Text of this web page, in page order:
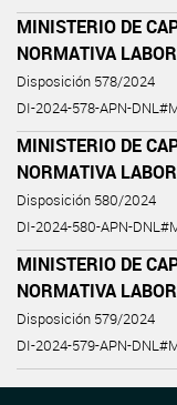
MINISTERIO DE
NORMATIVA
Disposición 578/2024
DI-2024-578-APN-
MINISTERIO DE
NORMATIVA
Disposición 580/2024
DI-2024-580-APN-
MINISTERIO DE
NORMATIVA
Disposición 579/2024
DI-2024-579-APN-